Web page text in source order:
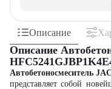
Описание
Описание
Автобетоносмеситель
представляет собой